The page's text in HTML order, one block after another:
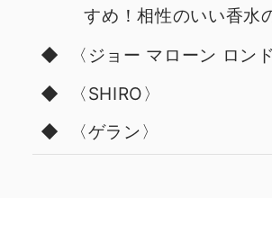
すめ！相性のいい香水
〈ジョー マローン ロンド
〈SHIRO〉
〈ゲラン〉